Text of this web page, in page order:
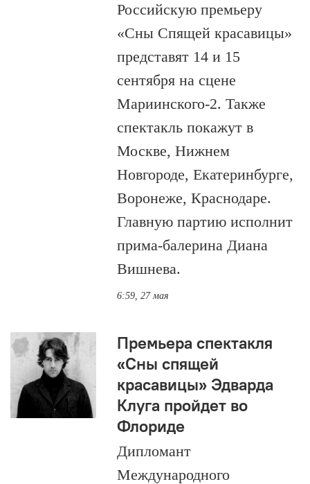
Российскую премьеру
«Сны Спящей красавицы»
представят 14 и 15
сентября на сцене
Мариинского-2. Также
спектакль покажут в
Москве, Нижнем
Новгороде, Екатеринбурге,
Воронеже, Краснодаре.
Главную партию исполнит
прима-балерина Диана
Вишнева.
6:59, 27 мая
Премьера спектакля
«Сны спящей
красавицы» Эдварда
Клуга пройдет во
Флориде
Дипломант
Международного